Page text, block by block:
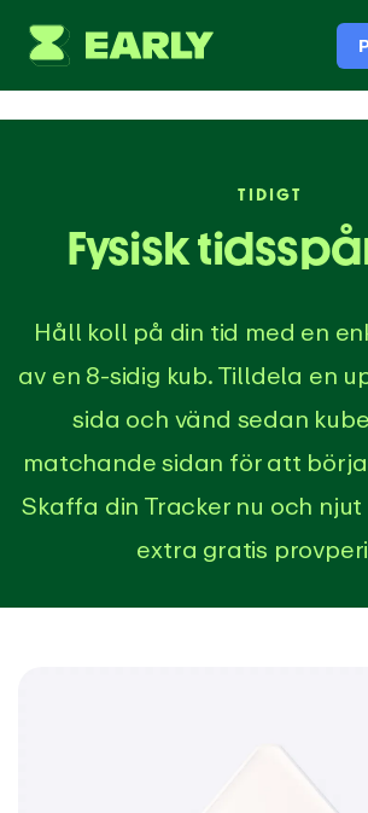
TIDIGT
Fysisk
Håll koll på din tid med en
av en 8-sidig kub. Tilldela en
sida och vänd sedan
matchande sidan för att
Skaffa din Tracker nu och
extra gratis